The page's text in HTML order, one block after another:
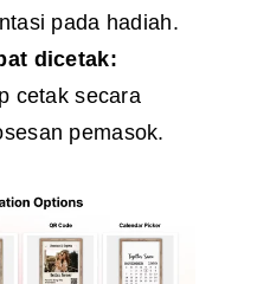
pada hadiah.
dicetak:
cetak secara
pemasok.